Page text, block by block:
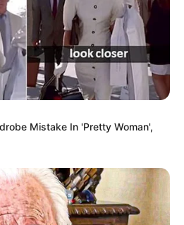
Mistake In 'Pretty Woman',